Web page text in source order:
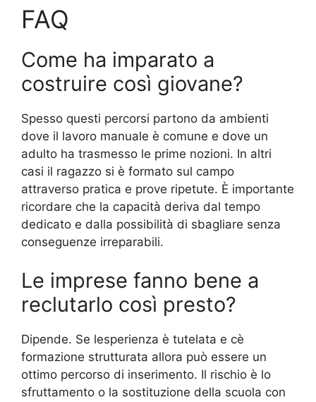
FAQ
Come ha imparato a
costruire così giovane?
Spesso questi percorsi partono da ambienti
dove il lavoro manuale è comune e dove un
adulto ha trasmesso le prime nozioni. In altri
casi il ragazzo si è formato sul campo
attraverso pratica e prove ripetute. È importante
ricordare che la capacità deriva dal tempo
dedicato e dalla possibilità di sbagliare senza
conseguenze irreparabili.
Le imprese fanno bene a
reclutarlo così presto?
Dipende. Se lesperienza è tutelata e cè
formazione strutturata allora può essere un
ottimo percorso di inserimento. Il rischio è lo
sfruttamento o la sostituzione della scuola con